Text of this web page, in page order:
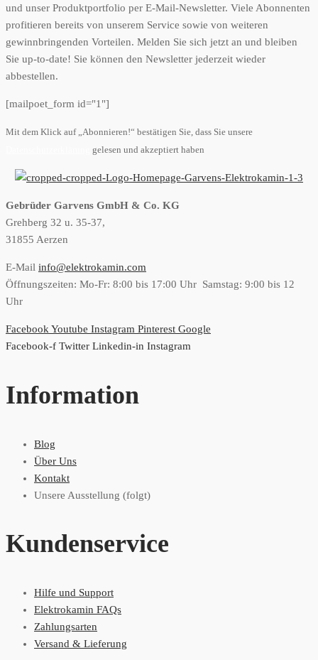
und unser Produktportfolio per E-Mail-Newsletter. Viele Abonnenten
profitieren bereits von unserem Service sowie von weiteren
gewinnbringenden Vorteilen. Melden Sie sich jetzt an und bleiben
Sie up-to-date! Sie können den Newsletter jederzeit wieder
abbestellen.
[mailpoet_form id="1"]
Mit dem Klick auf „Abonnieren!“ bestätigen Sie, dass Sie unsere
gelesen und akzeptiert haben
Gebrüder Garvens GmbH & Co. KG
Grehberg 32 u. 35-37,
31855 Aerzen
E-Mail info@elektrokamin.com
Öffnungszeiten: Mo-Fr: 8:00 bis 17:00 Uhr Samstag: 9:00 bis 12
Uhr
Facebook Youtube Instagram Pinterest Google
Facebook-f Twitter Linkedin-in Instagram
Information
Blog
Über Uns
Kontakt
Unsere Ausstellung (folgt)
Kundenservice
Hilfe und Support
Elektrokamin FAQs
Zahlungsarten
Versand & Lieferung